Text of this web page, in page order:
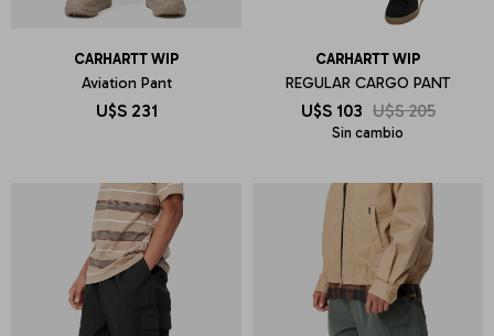
CARHARTT WIP
Aviation Pant
U$S 231
CARHARTT WIP
REGULAR CARGO PANT
U$S 103 U$S 205
Sin cambio